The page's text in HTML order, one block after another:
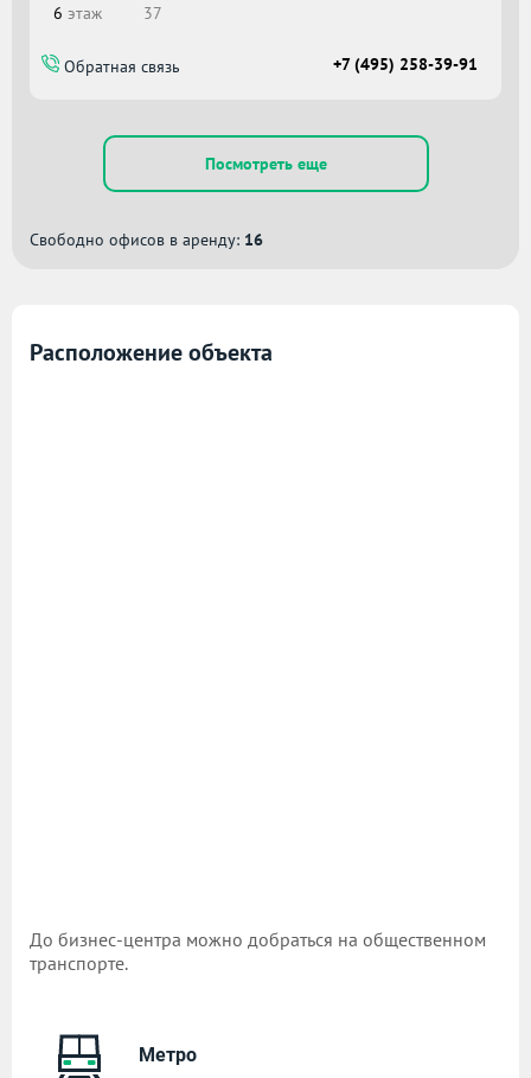
6 этаж 37
Обратная связь +7 (495) 258-39-91
Посмотреть еще
Свободно офисов в аренду: 16
Расположение объекта
До бизнес-центра можно добраться на общественном
транспорте.
Метро